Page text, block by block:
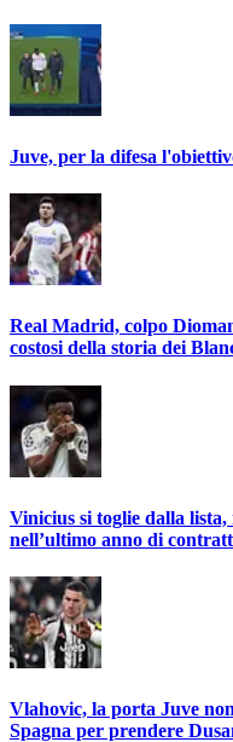
Juve, per la difesa
Real Madrid, colpo
costosi della storia dei
Vinicius si toglie dalla
nell’ultimo anno di
Vlahovic, la porta Juve
Spagna per prendere